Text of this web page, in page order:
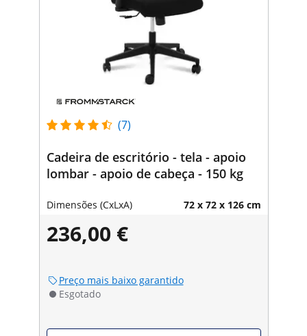
(7)
Cadeira de escritório - tela - apoio
lombar - apoio de cabeça - 150 kg
Dimensões (CxLxA) 72 x 72 x 126 cm
236,00 €
Preço mais baixo garantido
Esgotado